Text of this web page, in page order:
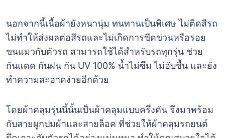
นอกจากนี้เนื้อผ้ายังหนานุ่ม ทนทานเป็นพิเศษ ไม่ติดสีรถ
ไม่ทำให้ส่งผลต่อสีรถและไม่เกิดการขีดข่วนหรือรอย
ขนแมวกับตัวรถ สามารถใช้ได้สำหรับรถทุกรุ่น ช่วย
กันแดด กันฝน กัน UV 100% น้ำไม่ซึม ไม่อับชื้น และยัง
ทำความสะอาดง่ายอีกด้วย
โดยผ้าคลุมรุ่นนี้นั้นเป็นผ้าคลุมแบบครึ่งคัน จึงมาพร้อม
กับสายผูกปมผ้าและสายล็อค ที่ช่วยให้ผ้าคลุมรถยนต์